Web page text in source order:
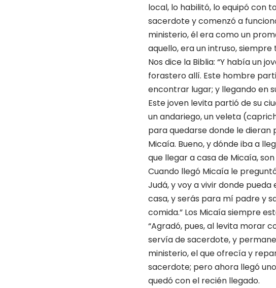
local, lo habilitó, lo equipó con
sacerdote y comenzó a
ministerio, él era como un
aquello, era un intruso,
Nos dice la Biblia: “Y había un
forastero allí. Este hombre
encontrar lugar; y llegando en
Este joven levita partió de su
un andariego, un veleta
para quedarse donde le dieran
Micaía. Bueno, y dónde iba a
que llegar a casa de Micaía,
Cuando llegó Micaía le
Judá, y voy a vivir donde
casa, y serás para mí padre y
comida.” Los Micaía siempre
“Agradó, pues, al levita morar
servía de sacerdote, y
ministerio, el que ofrecía y
sacerdote; pero ahora llegó
quedó con el recién llegado.